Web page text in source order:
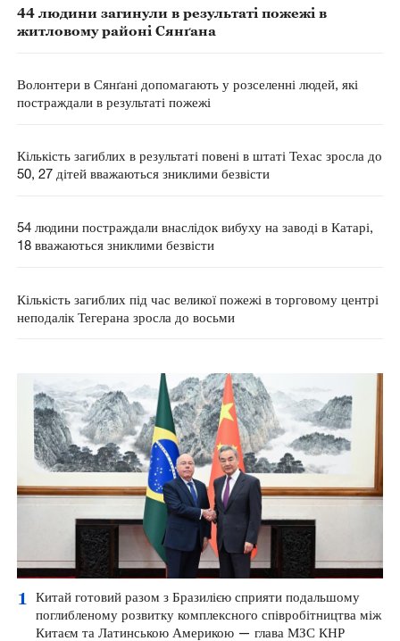
44 людини загинули в результаті пожежі в
житловому районі Сянґана
Волонтери в Сянґані допомагають у розселенні людей, які
постраждали в результаті пожежі
Кількість загиблих в результаті повені в штаті Техас зросла до
50, 27 дітей вважаються зниклими безвісти
54 людини постраждали внаслідок вибуху на заводі в Катарі,
18 вважаються зниклими безвісти
Кількість загиблих під час великої пожежі в торговому центрі
неподалік Тегерана зросла до восьми
1
Китай готовий разом з Бразилією сприяти подальшому
поглибленому розвитку комплексного співробітництва між
Китаєм та Латинською Америкою — глава МЗС КНР